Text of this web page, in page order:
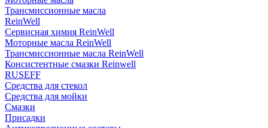
Трансмиссионные масла
ReinWell
Сервисная химия ReinWell
Моторные масла ReinWell
Трансмиссионные масла ReinWell
Консистентные смазки Reinwell
RUSEFF
Средства для стекол
Средства для мойки
Смазки
Присадки